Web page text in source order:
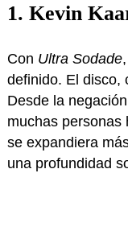
1. Kevin
Con Ultra Sodade
definido. El disco,
Desde la
muchas personas
se expandiera
una profundidad